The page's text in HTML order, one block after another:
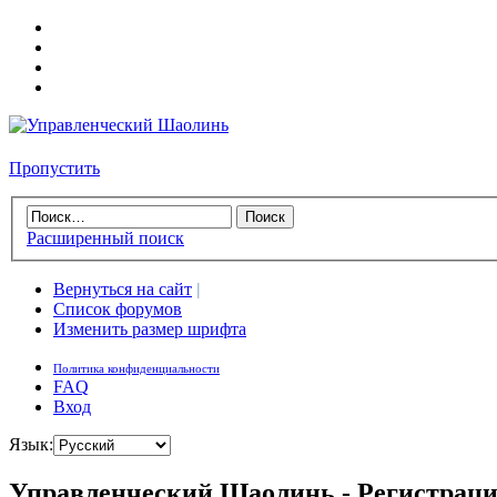
Пропустить
Расширенный поиск
Вернуться на сайт |
Список форумов
Изменить размер шрифта
Политика конфиденциальности
FAQ
Вход
Язык: